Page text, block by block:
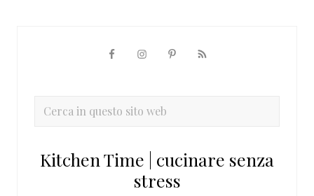
primaria
Cerca
sito
Kitchen Time | cucinare senza
stress